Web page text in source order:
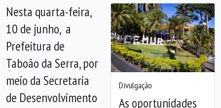
Divulgação
As oportunidades
Nesta quarta-feira,
10 de junho, a
Prefeitura de
Taboão da Serra, por
meio da Secretaria
de Desenvolvimento